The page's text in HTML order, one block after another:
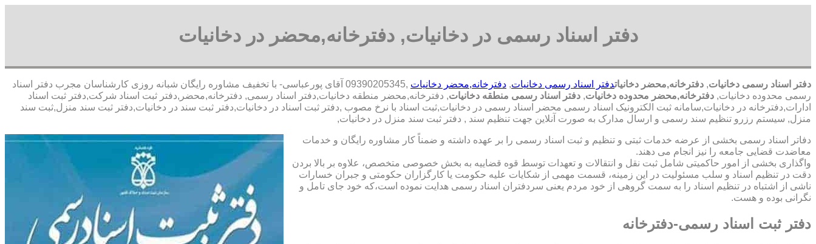
دفتر اسناد رسمی در دخانیات, دفترخانه,محضر در دخانیات
دفتر اسناد رسمی دخانیات, دفترخانه,محضر دخانیاتدفتر اسناد رسمی دخانیات, دفترخانه,محضر دخانیات
,09390205345 آقای پورعباسی- با تخفیف مشاوره رايگان شبانه روزی کارشناسان مجرب دفتر اسناد
رسمی محدوده دخانیات, دفترخانه,محضر محدوده دخانیات, دفتر اسناد رسمی منطقه دخانیات, دفترخانه,محضر منطقه دخانیات,دفتر اسناد رسمی, دفترخانه,محضر,دفتر ثبت اسناد شرکت,دفتر ثبت اسناد
ادارات,دفترخانه در دخانیات,سامانه ثبت الکترونیک اسناد رسمی محضر اسناد رسمی در دخانیات,ثبت اسناد با نرخ مصوب ,دفتر ثبت اسناد در دخانیات,دفتر ثبت سند در دخانیات,دفتر ثبت سند منزل,ثبت سند
منزل, سیستم رزرو تنظیم سند رسمی و ارسال مدارک به صورت آنلاین جهت تنظیم سند , دفتر ثبت سند منزل در دخانیات,
دفاتر اسناد رسمی بخشی از عرضه خدمات ثبتی و تنظیم و ثبت اسناد رسمی را بر عهده داشته و ضمناً کار مشاوره رایگان و خدمات
معاضدت قضایی جامعه را نیز انجام می دهند.
واگذاری بخشی از امور حاکمیتی شامل ثبت نقل و انتقالات و تعهدات توسط قوه قضاییه به بخش خصوصی متخصص، علاوه بر بالا بردن
دقت در تنظیم اسناد و سلب مسئولیت در این زمینه، قسمت مهمی از شکایات علیه حکومت یا کارگزاران حکومتی و جبران خسارات
ناشی از اشتباه در تنظیم اسناد را به سمت گروهی از خود مردم یعنی سردفتران اسناد رسمی هدایت نموده است،که خود جای تامل و
نگرانی بوده و هست.
دفتر ثبت اسناد رسمی-دفترخانه